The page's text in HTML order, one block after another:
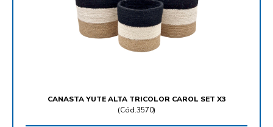
CANASTA YUTE ALTA TRICOLOR CAROL SET X3
(Cód.3570)